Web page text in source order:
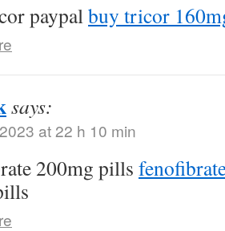
paypal buy tricor
says:
at 22 h 10 min
200mg pills